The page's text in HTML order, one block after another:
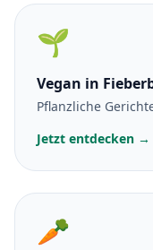
🌱
Vegan in
Pflanzliche
Jetzt entdecken →
🥕